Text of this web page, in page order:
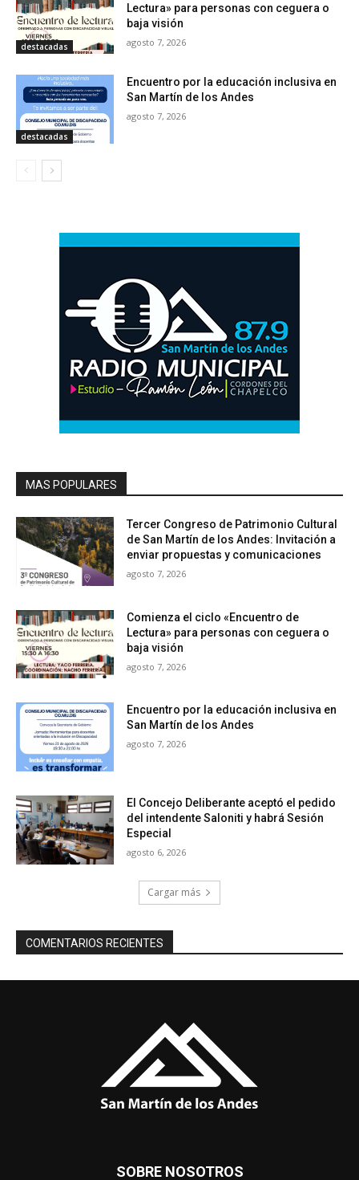
destacadas
Lectura» para personas con ceguera o
baja visión
agosto 7, 2026
destacadas
Encuentro por la educación inclusiva en
San Martín de los Andes
agosto 7, 2026
MAS POPULARES
Tercer Congreso de Patrimonio Cultural
de San Martín de los Andes: Invitación a
enviar propuestas y comunicaciones
agosto 7, 2026
Comienza el ciclo «Encuentro de
Lectura» para personas con ceguera o
baja visión
agosto 7, 2026
Encuentro por la educación inclusiva en
San Martín de los Andes
agosto 7, 2026
El Concejo Deliberante aceptó el pedido
del intendente Saloniti y habrá Sesión
Especial
agosto 6, 2026
Cargar más
COMENTARIOS RECIENTES
SOBRE NOSOTROS